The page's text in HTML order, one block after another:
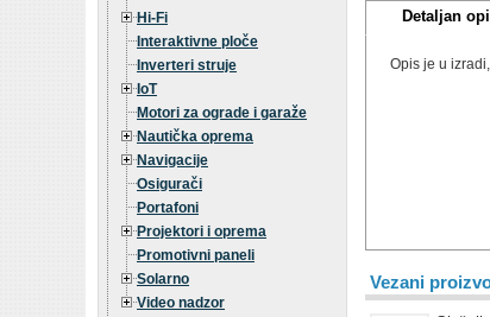
Hi-Fi
Interaktivne ploče
Inverteri struje
IoT
Motori za ograde i garaže
Nautička oprema
Navigacije
Osigurači
Portafoni
Projektori i oprema
Promotivni paneli
Solarno
Video nadzor
Detaljan
Opis je u
Vezani